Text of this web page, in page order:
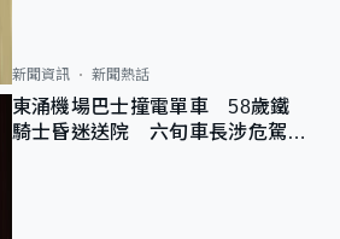
新聞資訊 新聞熱話
東涌機場巴士撞電單車 58歲鐵
騎士昏迷送院 六旬車長涉危駕被